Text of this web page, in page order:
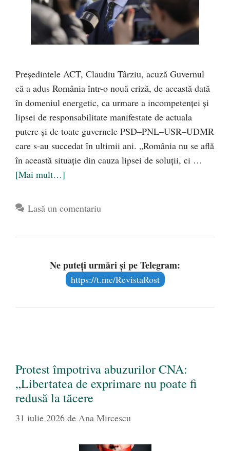
Președintele ACT, Claudiu Târziu, acuză Guvernul
că a adus România într-o nouă criză, de această dată
în domeniul energetic, ca urmare a incompetenței și
lipsei de responsabilitate manifestate de actuala
putere și de toate guvernele PSD–PNL–USR–UDMR
care s-au succedat în ultimii ani. „România nu se află
în această situație din cauza lipsei de soluții, ci …
[Mai mult…]
Lasă un comentariu
Ne puteți urmări și pe Telegram:
https://t.me/RevistaRost
Protest împotriva abuzurilor CNA:
„Libertatea de exprimare nu poate fi
redusă la tăcere
31 iulie 2026 de Ana Mircescu